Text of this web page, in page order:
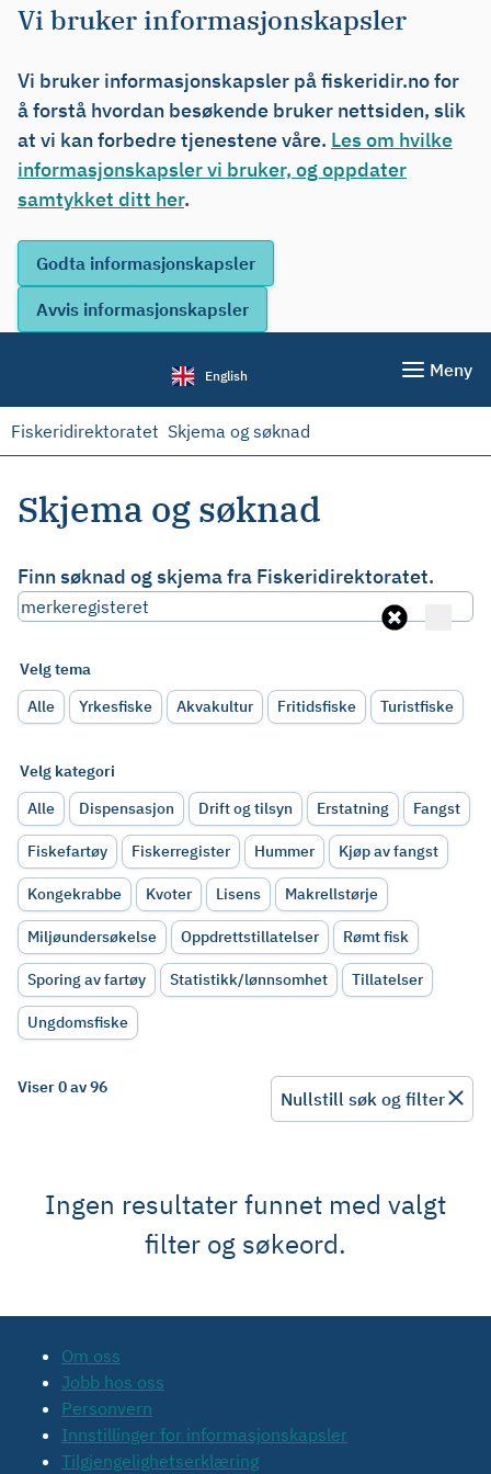
Vi bruker informasjonskapsler
Vi bruker informasjonskapsler på fiskeridir.no for
å forstå hvordan besøkende bruker nettsiden, slik
at vi kan forbedre tjenestene våre. Les om hvilke
informasjonskapsler vi bruker, og oppdater
samtykket ditt her.
English Meny
Fiskeridirektoratet Skjema og søknad
Skjema og søknad
Finn søknad og skjema fra Fiskeridirektoratet.
Velg tema
Alle
Yrkesfiske Akvakultur Fritidsfiske Turistfiske
Velg kategori
Alle
Dispensasjon Drift og tilsyn Erstatning Fangst
Fiskefartøy Fiskerregister Hummer Kjøp av fangst
Kongekrabbe Kvoter Lisens Makrellstørje
Miljøundersøkelse Oppdrettstillatelser Rømt fisk
Sporing av fartøy Statistikk/lønnsomhet Tillatelser
Ungdomsfiske
Viser 0 av 96
Nullstill søk og filter
Ingen resultater funnet med valgt
filter og søkeord.
Om oss
Jobb hos oss
Personvern
Innstillinger for informasjonskapsler
Tilgjengelighetserklæring